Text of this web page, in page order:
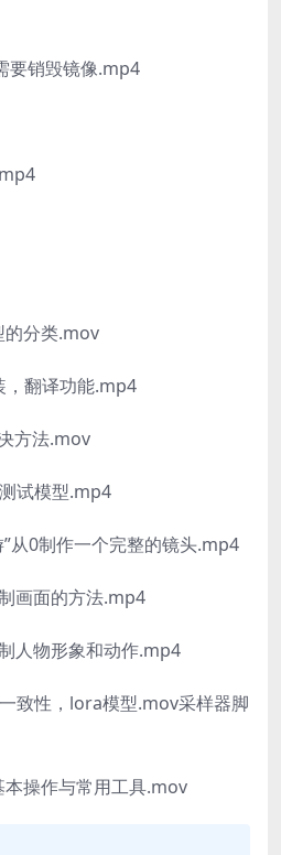
要销毁镜像.mp4
的分类.mov
，翻译功能.mp4
方法.mov
试模型.mp4
从0制作一个完整的镜头.mp4
画面的方法.mp4
人物形象和动作.mp4
致性，lora模型.mov采样器脚
操作与常用工具.mov